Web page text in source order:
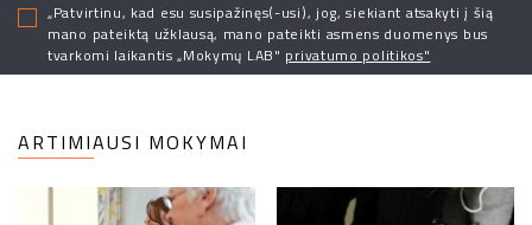
„Patvirtinu, kad esu susipažinęs(-usi), jog, siekiant atsakyti į šią
mano pateiktą užklausą, mano pateikti asmens duomenys bus
tvarkomi laikantis „Mokymų LAB" privatumo politikos"
ARTIMIAUSI MOKYMAI